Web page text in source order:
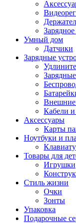
Умный дом
Датчики
Зарядные
Внешние
Кабели
Аксессуары
Карты
Ноутбуки и
Товары для
Игрушки
Стиль жизни
Очки
Зонты
Упаковка
Подарочные